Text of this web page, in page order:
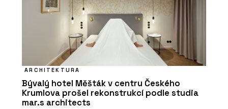
PRODUKTY
Stropní vložky MIAKO – wienerberger
ARCHITEKTURA
Bývalý hotel Měšták v centru Českého
Krumlova prošel rekonstrukcí podle studia
mar.s architects